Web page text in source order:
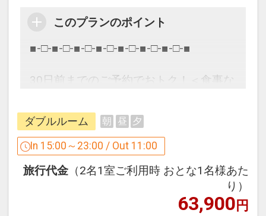
杜の都”仙台”の象徴であるケヤキ並木で
■プラン詳細■
食事なしプラン
設定期間：2023年4月17日～2027年6月
インターネットコース番号：DP-2-
このプランのポイント
■-□-■-□-■-□-■-□-■-□-■-□-■-□-■
30日前までのご予約でおトク！＜食事な
■-□-■-□-■-□-■-□-■-□-■-□-■-□-■
で早めにご予約を♪
ダブルルーム 朝 昼 夕
In 15:00～23:00 / Out 11:00
旅行代金 （2名1室ご利用時 おとな1名様あた
り）
63,900円